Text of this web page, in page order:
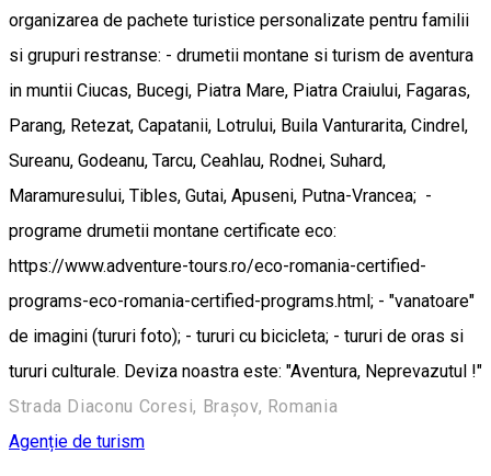
organizarea de pachete turistice personalizate pentru familii
si grupuri restranse: - drumetii montane si turism de aventura
in muntii Ciucas, Bucegi, Piatra Mare, Piatra Craiului, Fagaras,
Parang, Retezat, Capatanii, Lotrului, Buila Vanturarita, Cindrel,
Sureanu, Godeanu, Tarcu, Ceahlau, Rodnei, Suhard,
Maramuresului, Tibles, Gutai, Apuseni, Putna-Vrancea; -
programe drumetii montane certificate eco:
https://www.adventure-tours.ro/eco-romania-certified-
programs-eco-romania-certified-programs.html; - "vanatoare"
de imagini (tururi foto); - tururi cu bicicleta; - tururi de oras si
tururi culturale. Deviza noastra este: "Aventura, Neprevazutul !"
Strada Diaconu Coresi, Brașov, Romania
Agenție de turism